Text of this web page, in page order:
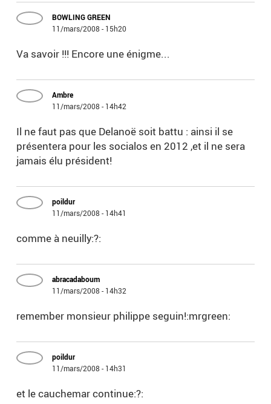
BOWLING GREEN
11/mars/2008 - 15h20
Va savoir !!! Encore une énigme...
Ambre
11/mars/2008 - 14h42
Il ne faut pas que Delanoë soit battu : ainsi il se
présentera pour les socialos en 2012 ,et il ne sera
jamais élu président!
poildur
11/mars/2008 - 14h41
comme à neuilly:?:
abracadaboum
11/mars/2008 - 14h32
remember monsieur philippe seguin!:mrgreen:
poildur
11/mars/2008 - 14h31
et le cauchemar continue:?: